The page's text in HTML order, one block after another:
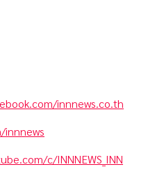
innnews.co.th
c/INNNEWS_INN